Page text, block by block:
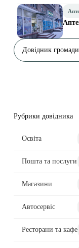
Довідник громади
Рубрики довідника
Освіта
Пошта та послуги
Магазини
Автосервіс
Ресторани та кафе